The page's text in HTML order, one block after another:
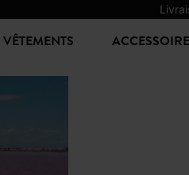
VÊTEMENTS